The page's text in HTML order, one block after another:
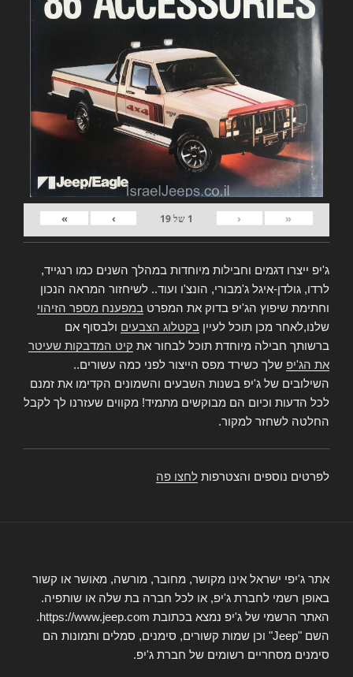
«
‹
1 של19
›
»
ג'יפ ייצרו דגמים וחבילות מיוחדות במהלך השנים כמו רנגייד,
לרדו, גולדן-איגל ג'מבורי, הונצ'ו ועוד.. לשיחזור המראה הנכון
וחתימת שיפוץ הג'יפ בדוק את המפרט במפענח מספר הזיהוי
שלנו,לאחר מכן תוכל לעיין בקטלוג הצבעים ולבסוף אם
ברשותך חבילה מיוחדת תוכל לבחור את קיט המדבקות שעיטר
את הג'יפ שלך כשירד מפס הייצור לפני כמה עשורים..
השילובים של ג'יפ בשנות השבעים והשמונים הקדימו את זמנם
לכל הדעות וכיום הם מבוקשים מתמיד! מקווים שעזרנו לך לקבל
החלטה לשחזר למקור.
לפרטים נוספים והצטרפות לחצו פה
אתר ג'יפי ישראל אינו מקושר, מחובר, מורשה, מאושר או קשור
באופן רשמי לחברת ג'יפ, או לכל חברה בת שלה או שותפיה.
האתר הרשמי של ג'יפ נמצא בכתובת https://www.jeep.com.
השם "Jeep" וכן שמות קשורים, סימנים, סמלים ותמונות הם
סימנים מסחריים רשומים של חברת ג'יפ.